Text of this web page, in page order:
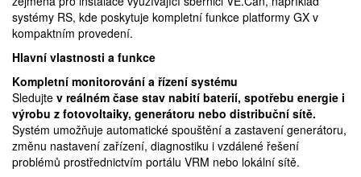
systémy RS, kde poskytuje kompletní funkce platformy GX v
kompaktním provedení.
Hlavní vlastnosti a funkce
Kompletní monitorování a řízení systému
Sledujte v reálném čase stav nabití baterií, spotřebu energie i
výrobu z fotovoltaiky, generátoru nebo distribuční sítě.
Systém umožňuje automatické spouštění a zastavení generátoru,
změnu nastavení zařízení, diagnostiku i vzdálené řešení
problémů prostřednictvím portálu VRM nebo lokální sítě.